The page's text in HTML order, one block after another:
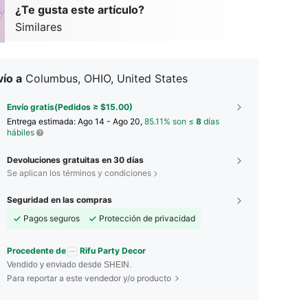
¿Te gusta este artículo?
Similares
a Columbus, OHIO, United States
Envío gratis(Pedidos ≥ $15.00)
Entrega estimada: Ago 14 - Ago 20, 85.11% son ≤ 8 días
hábiles
Devoluciones gratuitas en 30 días
Se aplican los términos y condiciones
Seguridad en las compras
Pagos seguros
Protección de privacidad
Procedente de Rifu Party Decor
Vendido y enviado desde SHEIN.
Para reportar a este vendedor y/o producto